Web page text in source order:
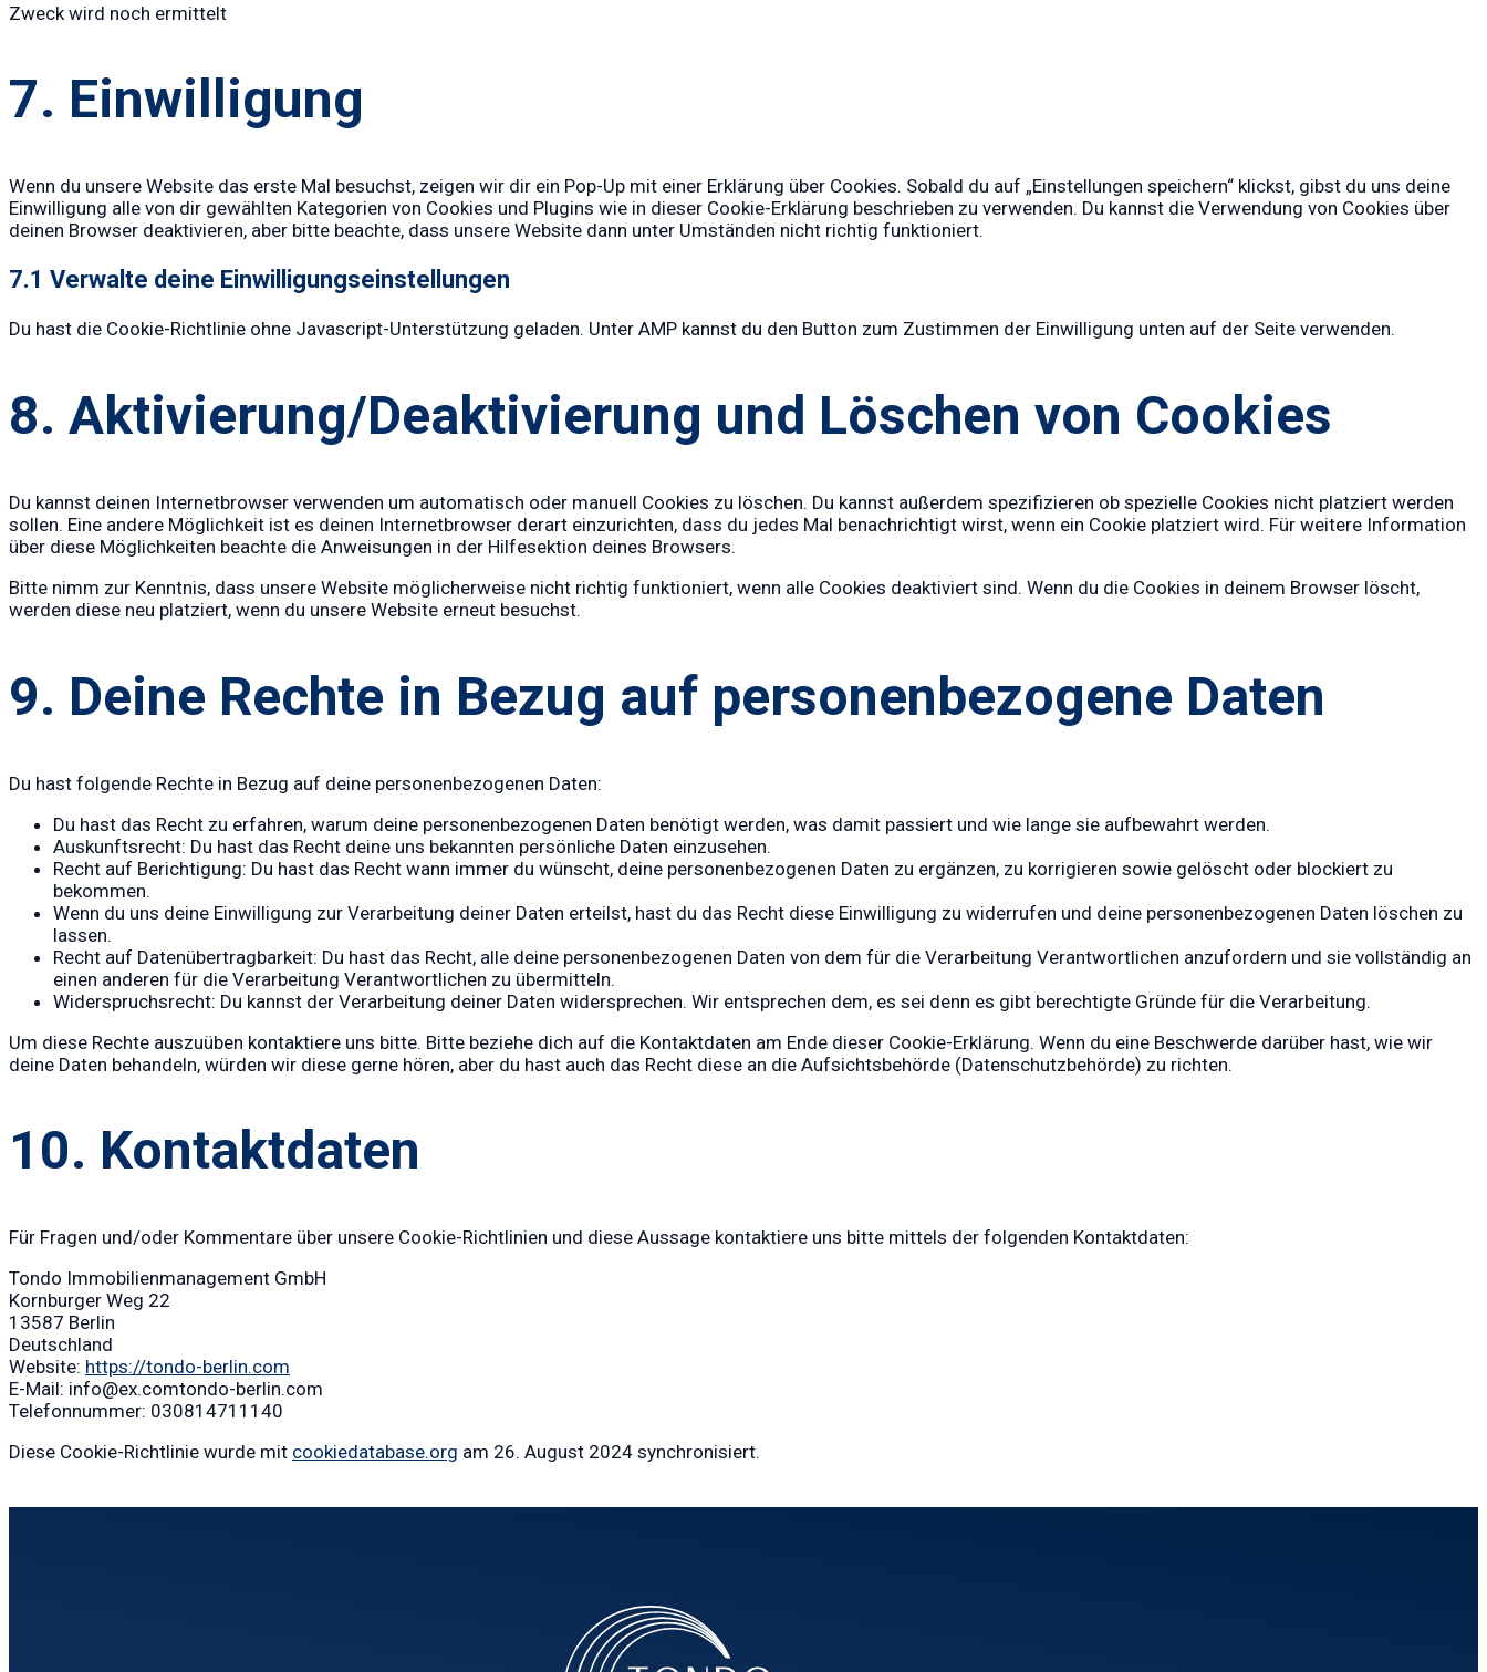
Zweck wird noch ermittelt
to
service
sonstiges
7. Einwilligung
Wenn du unsere Website das erste Mal besuchst, zeigen wir dir ein Pop-Up mit einer Erklärung über Cookies. Sobald du auf „Einstellungen speichern“ klickst, gibst du uns deine
Einwilligung alle von dir gewählten Kategorien von Cookies und Plugins wie in dieser Cookie-Erklärung beschrieben zu verwenden. Du kannst die Verwendung von Cookies über
deinen Browser deaktivieren, aber bitte beachte, dass unsere Website dann unter Umständen nicht richtig funktioniert.
7.1 Verwalte deine Einwilligungseinstellungen
Du hast die Cookie-Richtlinie ohne Javascript-Unterstützung geladen. Unter AMP kannst du den Button zum Zustimmen der Einwilligung unten auf der Seite verwenden.
8. Aktivierung/Deaktivierung und Löschen von Cookies
Du kannst deinen Internetbrowser verwenden um automatisch oder manuell Cookies zu löschen. Du kannst außerdem spezifizieren ob spezielle Cookies nicht platziert werden
sollen. Eine andere Möglichkeit ist es deinen Internetbrowser derart einzurichten, dass du jedes Mal benachrichtigt wirst, wenn ein Cookie platziert wird. Für weitere Information
über diese Möglichkeiten beachte die Anweisungen in der Hilfesektion deines Browsers.
Bitte nimm zur Kenntnis, dass unsere Website möglicherweise nicht richtig funktioniert, wenn alle Cookies deaktiviert sind. Wenn du die Cookies in deinem Browser löscht,
werden diese neu platziert, wenn du unsere Website erneut besuchst.
9. Deine Rechte in Bezug auf personenbezogene Daten
Du hast folgende Rechte in Bezug auf deine personenbezogenen Daten:
Du hast das Recht zu erfahren, warum deine personenbezogenen Daten benötigt werden, was damit passiert und wie lange sie aufbewahrt werden.
Auskunftsrecht: Du hast das Recht deine uns bekannten persönliche Daten einzusehen.
Recht auf Berichtigung: Du hast das Recht wann immer du wünscht, deine personenbezogenen Daten zu ergänzen, zu korrigieren sowie gelöscht oder blockiert zu
bekommen.
Wenn du uns deine Einwilligung zur Verarbeitung deiner Daten erteilst, hast du das Recht diese Einwilligung zu widerrufen und deine personenbezogenen Daten löschen zu
lassen.
Recht auf Datenübertragbarkeit: Du hast das Recht, alle deine personenbezogenen Daten von dem für die Verarbeitung Verantwortlichen anzufordern und sie vollständig an
einen anderen für die Verarbeitung Verantwortlichen zu übermitteln.
Widerspruchsrecht: Du kannst der Verarbeitung deiner Daten widersprechen. Wir entsprechen dem, es sei denn es gibt berechtigte Gründe für die Verarbeitung.
Um diese Rechte auszuüben kontaktiere uns bitte. Bitte beziehe dich auf die Kontaktdaten am Ende dieser Cookie-Erklärung. Wenn du eine Beschwerde darüber hast, wie wir
deine Daten behandeln, würden wir diese gerne hören, aber du hast auch das Recht diese an die Aufsichtsbehörde (Datenschutzbehörde) zu richten.
10. Kontaktdaten
Für Fragen und/oder Kommentare über unsere Cookie-Richtlinien und diese Aussage kontaktiere uns bitte mittels der folgenden Kontaktdaten:
Tondo Immobilienmanagement GmbH
Kornburger Weg 22
13587 Berlin
Deutschland
Website: https://tondo-berlin.com
E-Mail: info@ex.comtondo-berlin.com
Telefonnummer: 030814711140
Diese Cookie-Richtlinie wurde mit cookiedatabase.org am 26. August 2024 synchronisiert.